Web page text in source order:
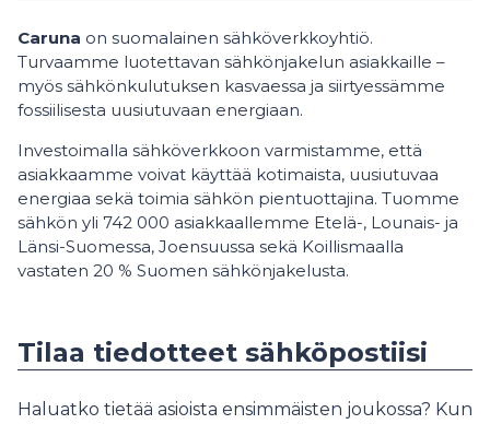
Caruna on suomalainen sähköverkkoyhtiö.
Turvaamme luotettavan sähkönjakelun asiakkaille –
myös sähkönkulutuksen kasvaessa ja siirtyessämme
fossiilisesta uusiutuvaan energiaan.
Investoimalla sähköverkkoon varmistamme, että
asiakkaamme voivat käyttää kotimaista, uusiutuvaa
energiaa sekä toimia sähkön pientuottajina. Tuomme
sähkön yli 742 000 asiakkaallemme Etelä-, Lounais- ja
Länsi-Suomessa, Joensuussa sekä Koillismaalla
vastaten 20 % Suomen sähkönjakelusta.
Tilaa tiedotteet sähköpostiisi
Haluatko tietää asioista ensimmäisten joukossa? Kun